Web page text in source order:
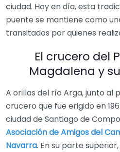
ciudad. Hoy en día, esta
puente se mantiene como
transitados por quienes
El crucero del
Magdalena y
A orillas del río Arga, junto al
crucero que fue erigido en
ciudad de Santiago de
Asociación de Amigos del
Navarra. En su parte